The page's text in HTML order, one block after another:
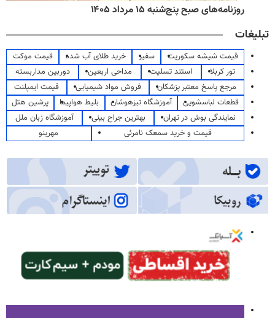
روزنامه‌های صبح پنج‌شنبه ۱۵ مرداد ۱۴۰۵
تبلیغات
قیمت شیشه سکوریت سفیر خرید طلای آب شده
قیمت موکت
تور کربلا
استند تسلیت مداحی اربعین
دوربین مداربسته
مرجع پاسخ معتبر پزشکان
فروش مواد شیمیایی
قیمت ایمپلنت
قطعات لباسشویی
آموزشگاه تیزهوشان بلیط هواپیما
پرشین هتل
نمایندگی بوش در تهران
بهترین جراح بینی
آموزشگاه زبان ملل
قیمت و خرید سمعک نامرئی
مهرینو